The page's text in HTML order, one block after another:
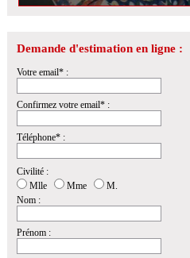
Demande d'estimation en ligne :
Votre email* :
Confirmez votre email* :
Téléphone* :
Civilité :
Mlle
Mme
M.
Nom :
Prénom :